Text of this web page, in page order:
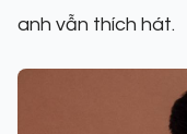
anh vẫn thích hát.